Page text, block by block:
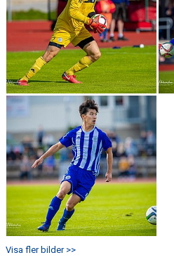
Visa fler bilder >>